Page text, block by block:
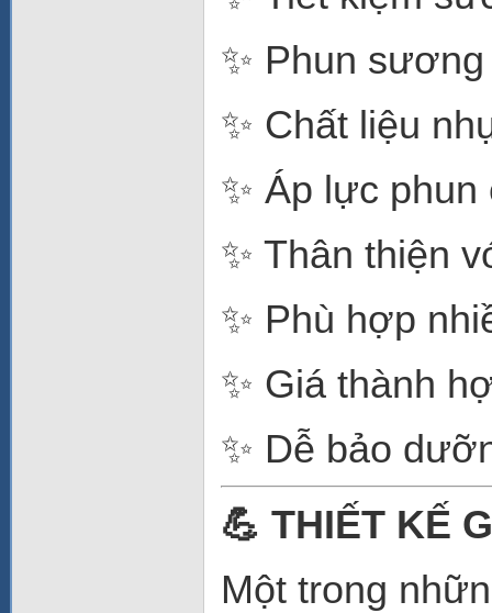
✨ Phun
✨ Chất liệu
✨ Áp lực phun
✨ Thân thiện
✨ Phù hợp
✨ Giá thành
✨ Dễ bảo
💪 THIẾT KẾ
Một trong